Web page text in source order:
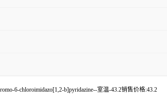
6-chloroimidazo[1,2-b]pyridazine--室温-43.2销售价格:43.2